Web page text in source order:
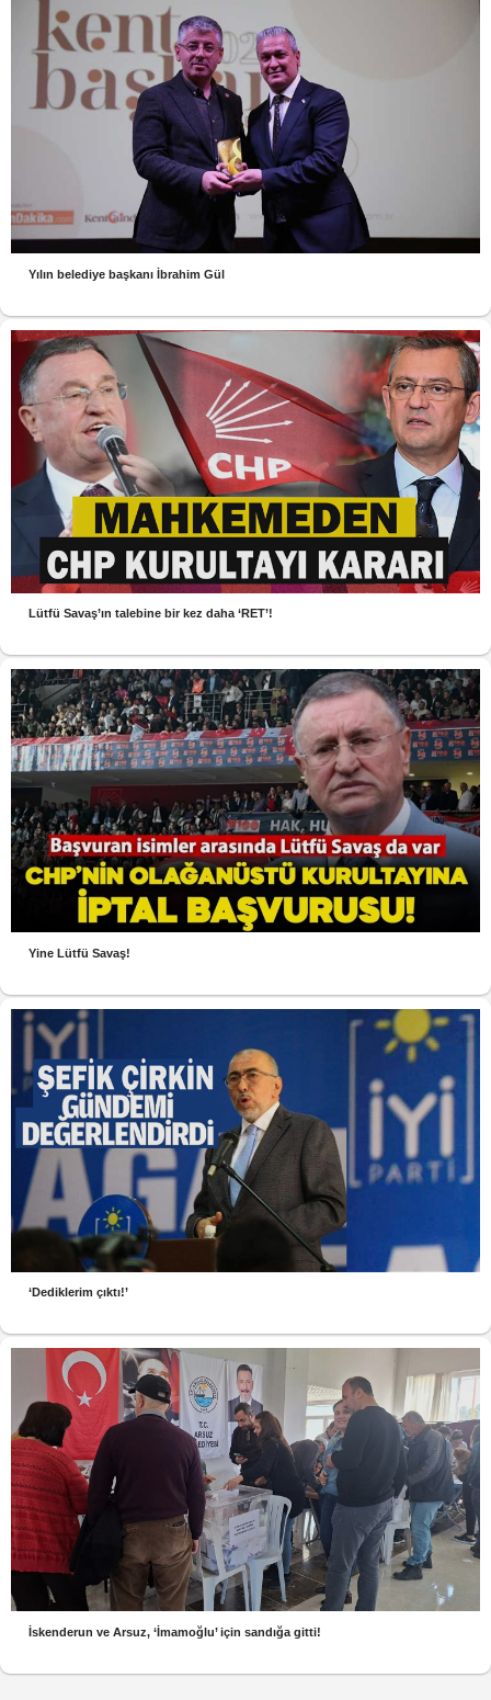
Yılın belediye başkanı İbrahim Gül
Lütfü Savaş’ın talebine bir kez daha ‘RET’!
Yine Lütfü Savaş!
‘Dediklerim çıktı!’
İskenderun ve Arsuz, ‘İmamoğlu’ için sandığa gitti!